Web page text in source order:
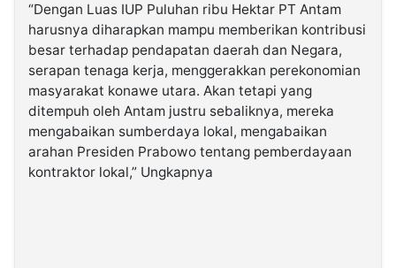
“Dengan Luas IUP Puluhan ribu Hektar PT Antam
harusnya diharapkan mampu memberikan kontribusi
besar terhadap pendapatan daerah dan Negara,
serapan tenaga kerja, menggerakkan perekonomian
masyarakat konawe utara. Akan tetapi yang
ditempuh oleh Antam justru sebaliknya, mereka
mengabaikan sumberdaya lokal, mengabaikan
arahan Presiden Prabowo tentang pemberdayaan
kontraktor lokal,” Ungkapnya